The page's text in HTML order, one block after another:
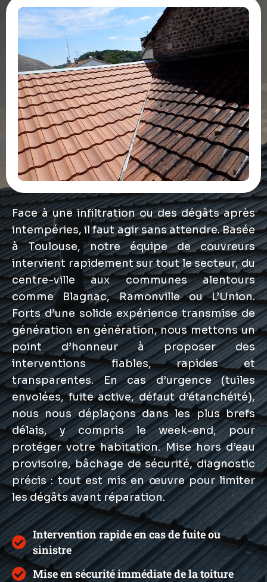
Face à une infiltration ou des dégâts après
intempéries, il faut agir sans attendre. Basée
à Toulouse, notre équipe de couvreurs
intervient rapidement sur tout le secteur, du
centre-ville aux communes alentours
comme Blagnac, Ramonville ou L’Union.
Forts d’une solide expérience transmise de
génération en génération, nous mettons un
point d’honneur à proposer des
interventions fiables, rapides et
transparentes. En cas d’urgence (tuiles
envolées, fuite active, défaut d’étanchéité),
nous nous déplaçons dans les plus brefs
délais, y compris le week-end, pour
protéger votre habitation. Mise hors d’eau
provisoire, bâchage de sécurité, diagnostic
précis : tout est mis en œuvre pour limiter
les dégâts avant réparation.
Intervention rapide en cas de fuite ou
sinistre
Mise en sécurité immédiate de la toiture